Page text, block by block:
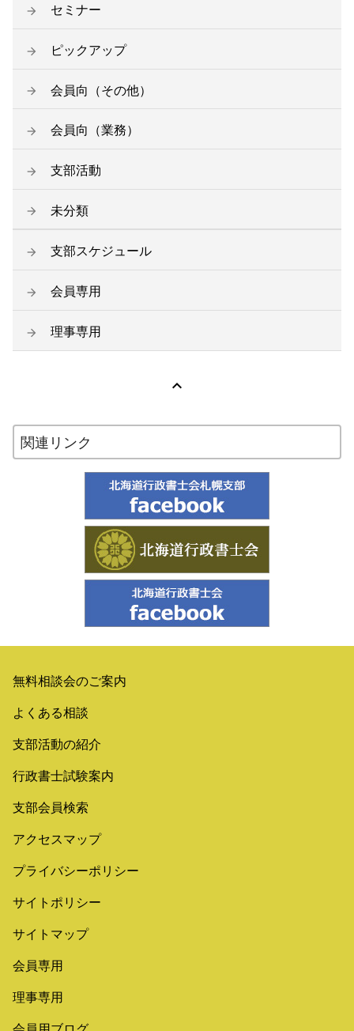
セミナー
ピックアップ
会員向（その他）
会員向（業務）
支部活動
未分類
支部スケジュール
会員専用
理事専用

関連リンク
無料相談会のご案内
よくある相談
支部活動の紹介
行政書士試験案内
支部会員検索
アクセスマップ
プライバシーポリシー
サイトポリシー
サイトマップ
会員専用
理事専用